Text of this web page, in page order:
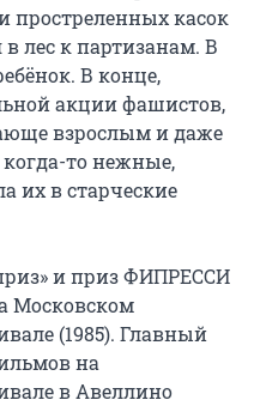
простреленных касок
лес к партизанам. В
В конце,
акции фашистов,
взрослым и даже
то нежные,
их в старческие
и приз ФИПРЕССИ
Московском
(1985). Главный
на
в Авеллино